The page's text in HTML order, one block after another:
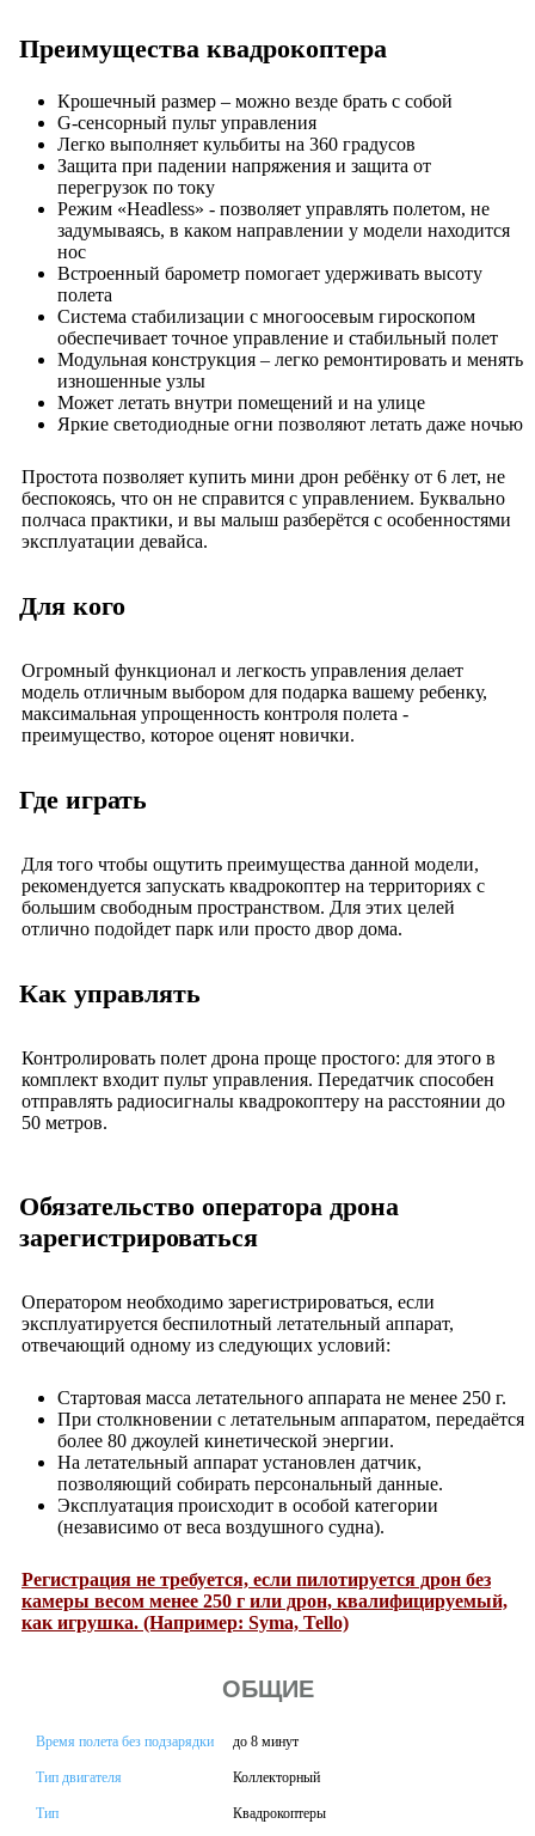
Преимущества квадрокоптера
Крошечный размер – можно везде брать с собой
G-сенсорный пульт управления
Легко выполняет кульбиты на 360 градусов
Защита при падении напряжения и защита от
перегрузок по току
Режим «Headless» - позволяет управлять полетом, не
задумываясь, в каком направлении у модели находится
нос
Встроенный барометр помогает удерживать высоту
полета
Система стабилизации с многоосевым гироскопом
обеспечивает точное управление и стабильный полет
Модульная конструкция – легко ремонтировать и менять
изношенные узлы
Может летать внутри помещений и на улице
Яркие светодиодные огни позволяют летать даже ночью
Простота позволяет купить мини дрон ребёнку от 6 лет, не
беспокоясь, что он не справится с управлением. Буквально
полчаса практики, и вы малыш разберётся с особенностями
эксплуатации девайса.
Для кого
Огромный функционал и легкость управления делает
модель отличным выбором для подарка вашему ребенку,
максимальная упрощенность контроля полета -
преимущество, которое оценят новички.
Где играть
Для того чтобы ощутить преимущества данной модели,
рекомендуется запускать квадрокоптер на территориях с
большим свободным пространством. Для этих целей
отлично подойдет парк или просто двор дома.
Как управлять
Контролировать полет дрона проще простого: для этого в
комплект входит пульт управления. Передатчик способен
отправлять радиосигналы квадрокоптеру на расстоянии до
50 метров.
Обязательство оператора дрона
зарегистрироваться
Оператором необходимо зарегистрироваться, если
эксплуатируется беспилотный летательный аппарат,
отвечающий одному из следующих условий:
Стартовая масса летательного аппарата не менее 250 г.
При столкновении с летательным аппаратом, передаётся
более 80 джоулей кинетической энергии.
На летательный аппарат установлен датчик,
позволяющий собирать персональный данные.
Эксплуатация происходит в особой категории
(независимо от веса воздушного судна).
Регистрация не требуется, если пилотируется дрон без
камеры весом менее 250 г или дрон, квалифицируемый,
как игрушка. (Например: Syma, Tello)
ОБЩИЕ
Время полета без подзарядки до 8 минут
Тип двигателя Коллекторный
Тип Квадрокоптеры